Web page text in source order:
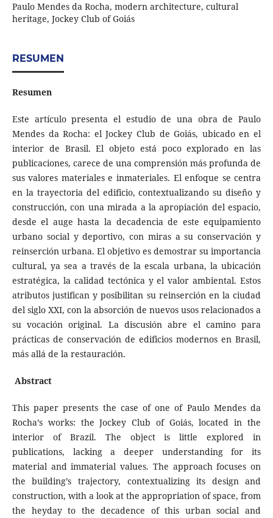
Paulo Mendes da Rocha, modern architecture, cultural
heritage, Jockey Club of Goiás
RESUMEN
Resumen
Este artículo presenta el estudio de una obra de Paulo
Mendes da Rocha: el Jockey Club de Goiás, ubicado en el
interior de Brasil. El objeto está poco explorado en las
publicacio­nes, carece de una comprensión más profunda de
sus valores materiales e inmateriales. El enfoque se centra
en la trayectoria del edificio, contextualizando su diseño y
construcción, con una mirada a la apropiación del espacio,
desde el auge hasta la decadencia de este equipamiento
urbano social y deportivo, con miras a su conservación y
reinserción urbana. El objetivo es demostrar su importancia
cultural, ya sea a través de la escala urbana, la ubicación
estratégica, la calidad tectónica y el valor ambiental. Estos
atributos justifican y posibilitan su reinserción en la ciudad
del siglo XXI, con la absorción de nuevos usos rela­cionados a
su vocación original. La discusión abre el camino para
prácticas de conservación de edificios modernos en Brasil,
más allá de la restauración.
Abstract
This paper presents the case of one of Paulo Mendes da
Rocha’s works: the Jockey Club of Goiás, located in the
interior of Brazil. The object is little explored in
publications, lacking a deeper understanding for its
material and immaterial values. The approach focuses on
the building’s trajectory, contextualizing its design and
construction, with a look at the appro­priation of space, from
the heyday to the decadence of this urban social and